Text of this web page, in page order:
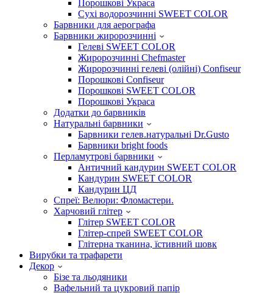
Порошкові Украса
Сухі водорозчинні SWEET COLOR
Барвники для аерографа
Барвники жиророзчинні
Гелеві SWEET COLOR
Жиророзчинні Chefmaster
Жиророзчинні гелеві (олійні) Confiseur
Порошкові Confiseur
Порошкові SWEET COLOR
Порошкові Украса
Додатки до барвників
Натуральні барвники
Барвники гелев.натуральні Dr.Gusto
Барвники bright foods
Перламутрові барвники
Античний кандурин SWEET COLOR
Кандурин SWEET COLOR
Кандурин ЦД
Спреї: Велюри: Фломастери.
Харчовий глітер
Глітер SWEET COLOR
Глітер-спрей SWEET COLOR
Глітерна тканина, їстивний шовк
Вирубки та трафарети
Декор
Бізе та льодяники
Вафельний та цукровий папір